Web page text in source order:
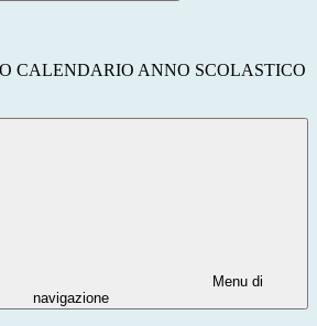
CALENDARIO ANNO SCOLASTICO
Menu di
navigazione